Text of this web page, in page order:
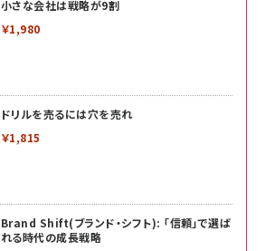
小さな会社は戦略が9割
￥1,980
ドリルを売るには穴を売れ
￥1,815
Brand Shift(ブランド・シフト): 「信頼」で選ば
れる時代の成長戦略